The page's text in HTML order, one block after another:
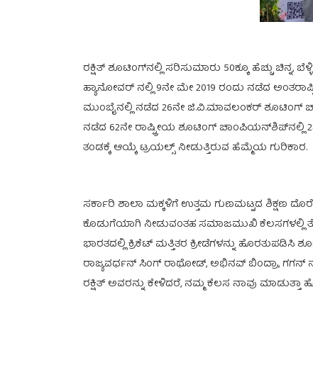
ರಕ್ಷಿತ್ ಶೂಟಿಂಗ್‌ನಲ್ಲಿ ಸರಿಸುಮಾರು 50ಕ್ಕೂ ಹೆಚ್ಚು ಚಿನ್ನ,
ಹ್ಯಾನೋವರ್ ನಲ್ಲಿ 9ನೇ ಮೇ 2019 ರಂದು ನಡೆದ
ಮುಂಬೈನಲ್ಲಿ ನಡೆದ 26ನೇ ಜಿ.ವಿ.ಮಾವಲಂಕರ್ ಶೂಟಿಂಗ್
ನಡೆದ 62ನೇ ರಾಷ್ಟ್ರೀಯ ಶೂಟಿಂಗ್ ಚಾಂಪಿಯನ್‌ಶಿಪ್‌ನಲ್ಲಿ
ತಂಡಕ್ಕೆ ಆಯ್ಕೆ ಟ್ರಯಲ್ಸ್ ನೀಡುತ್ತಿರುವ ಹೆಮ್ಮೆಯ ಗುರಿಕಾರ.
ಸರ್ಕಾರಿ ಶಾಲಾ ಮಕ್ಕಳಿಗೆ ಉತ್ತಮ ಗುಣಮಟ್ಟದ ಶಿಕ್ಷಣ
ಕೊಡುಗೆಯಾಗಿ ನೀಡುವಂತಹ ಸಮಾಜಮುಖಿ ಕೆಲಸಗಳಲ್ಲಿ
ಭಾರತದಲ್ಲಿ ಕ್ರಿಕೆಟ್ ಮತ್ತಿತರ ಕ್ರೀಡೆಗಳನ್ನು ಹೊರತುಪಡಿಸಿ
ರಾಜ್ಯವರ್ಧನ್ ಸಿಂಗ್ ರಾಥೋಡ್, ಅಭಿನವ್ ಬಿಂದ್ರಾ, ಗಗನ್
ರಕ್ಷಿತ್ ಅವರನ್ನು ಕೇಳಿದರೆ, ನಮ್ಮ ಕೆಲಸ ನಾವು ಮಾಡುತ್ತಾ